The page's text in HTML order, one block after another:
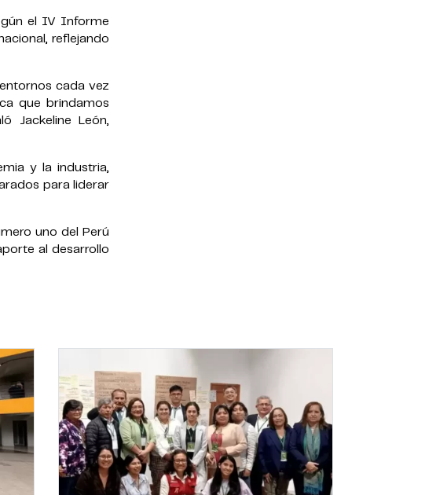
el IV Informe
reflejando
cada vez
que brindamos
Jackeline León,
y la industria,
para liderar
uno del Perú
al desarrollo